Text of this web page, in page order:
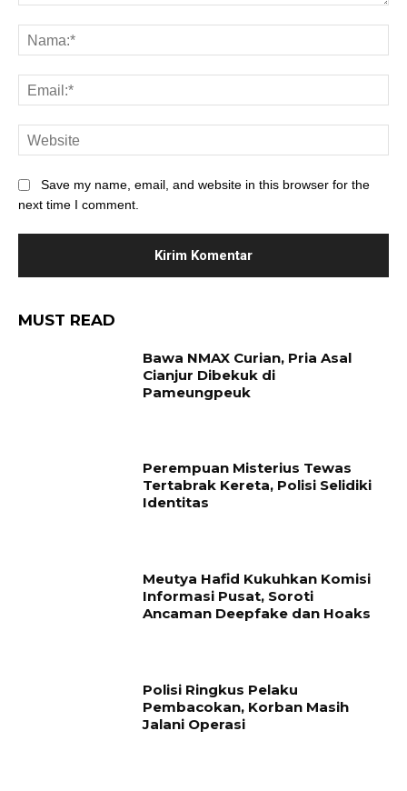
Save my name, email, and website in this browser for the
next time I comment.
MUST READ
Bawa NMAX Curian, Pria Asal
Cianjur Dibekuk di
Pameungpeuk
Perempuan Misterius Tewas
Tertabrak Kereta, Polisi Selidiki
Identitas
Meutya Hafid Kukuhkan Komisi
Informasi Pusat, Soroti
Ancaman Deepfake dan Hoaks
Polisi Ringkus Pelaku
Pembacokan, Korban Masih
Jalani Operasi